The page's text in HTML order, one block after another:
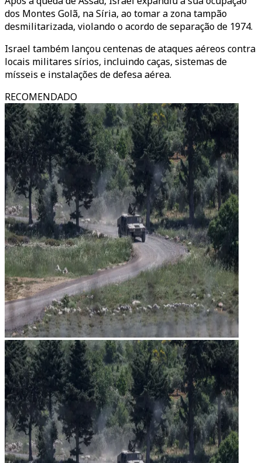
dos Montes Golã, na Síria, ao tomar a zona tampão
desmilitarizada, violando o acordo de separação de 1974.
Israel também lançou centenas de ataques aéreos contra
locais militares sírios, incluindo caças, sistemas de
mísseis e instalações de defesa aérea.
RECOMENDADO